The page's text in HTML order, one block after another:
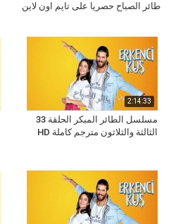
طائر الصباح حصريا على تايم اون لاين
2:14:33
مسلسل الطائر المبكر الحلقة 33
الثالثة والثلاثون مترجم كاملة HD